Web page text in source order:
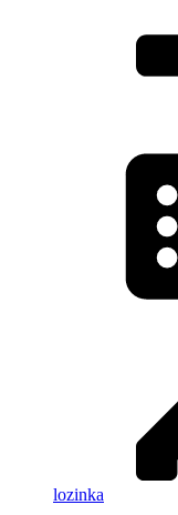
lozinka